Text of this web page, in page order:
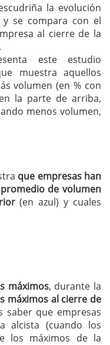
la evolución
se compara con el
al cierre de la
este estudio
muestra aquellos
volumen (en % con
la parte de arriba,
menos volumen,
que empresas han
de volumen
(en azul) y cuales
máximos, durante la
máximos al cierre de
saber que empresas
alcista (cuando los
los máximos de la